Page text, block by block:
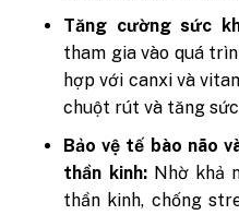
Tăng cường sức
tham gia vào quá
hợp với canxi và
chuột rút và tăng
Bảo vệ tế bào não
thần kinh: Nhờ khả
thần kinh, chống